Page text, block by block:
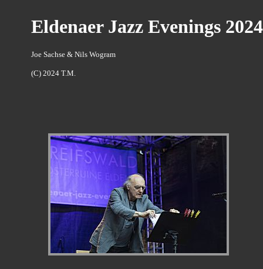
Eldenaer Jazz Evenings
Joe Sachse & Nils Wogram
(C) 2024 T.M.